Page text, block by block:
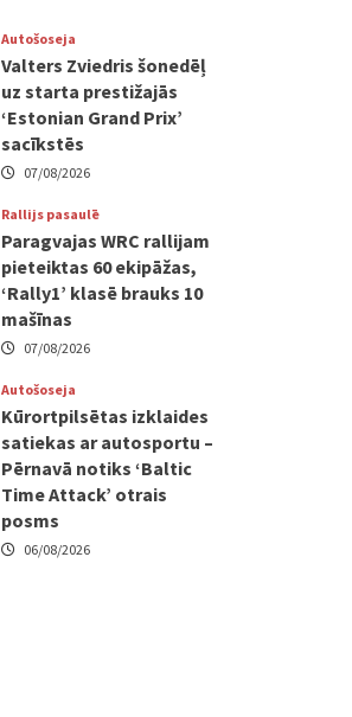
Autošoseja
Valters Zviedris šonedēļ
uz starta prestižajās
‘Estonian Grand Prix’
sacīkstēs
07/08/2026
Rallijs pasaulē
Paragvajas WRC rallijam
pieteiktas 60 ekipāžas,
‘Rally1’ klasē brauks 10
mašīnas
07/08/2026
Autošoseja
Kūrortpilsētas izklaides
satiekas ar autosportu –
Pērnavā notiks ‘Baltic
Time Attack’ otrais
posms
06/08/2026